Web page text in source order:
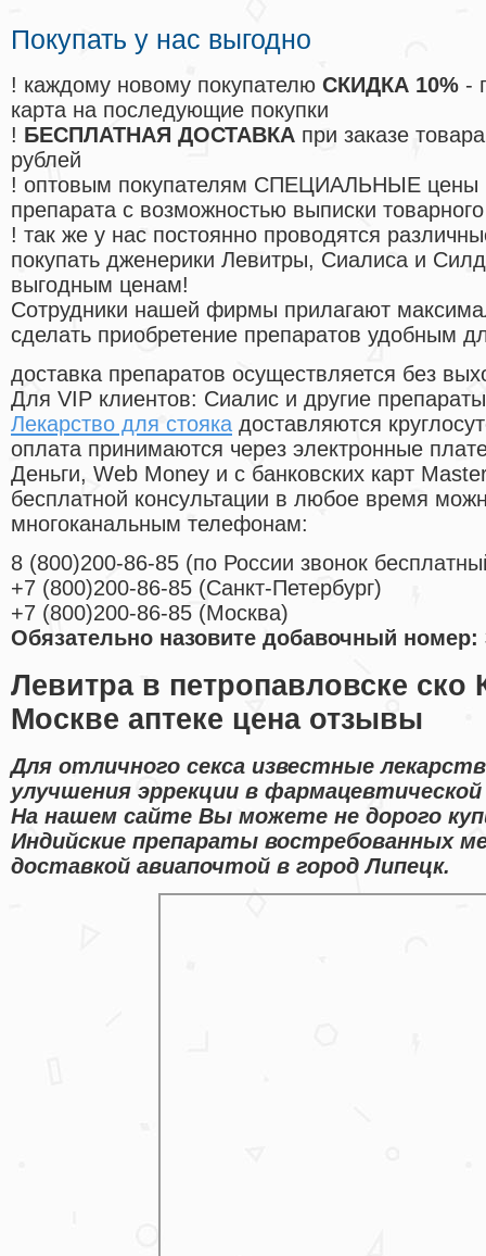
Покупать у нас выгодно
! каждому новому покупателю СКИДКА 10% -
карта на последующие покупки
! БЕСПЛАТНАЯ ДОСТАВКА при заказе
рублей
! оптовым покупателям СПЕЦИАЛЬНЫЕ цены
препарата с возможностью выписки
! так же у нас постоянно проводятся
покупать дженерики Левитры, Сиалиса и
выгодным ценам!
Cотрудники нашей фирмы прилагают
сделать приобретение препаратов удобным
доставка препаратов осуществляется без
Для VIP клиентов: Сиалис и другие
Лекарство для стояка доставляются
оплата принимаются через электронные
Деньги, Web Money и с банковских карт
бесплатной консультации в любое время
многоканальным телефонам:
8 (800)200-86-85 (по России звонок
+7 (800)200-86-85 (Санкт-Петербург)
+7 (800)200-86-85 (Москва)
Обязательно назовите добавочный номер:
Левитра в петропавловске ско
Москве аптеке цена отзывы
Для отличного секса известные
улучшения эррекции в
На нашем сайте Вы можете не дорого
Индийские препараты востребованных
доставкой авиапочтой в город Липецк.